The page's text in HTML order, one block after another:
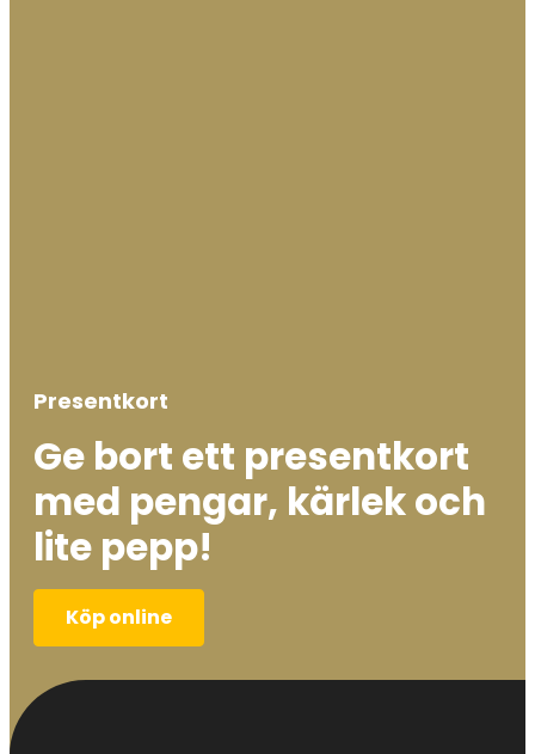
Presentkort
Ge bort ett presentkort
med pengar, kärlek och
lite pepp!
Köp online